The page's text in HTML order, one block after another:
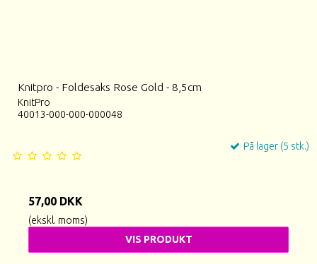
Knitpro - Foldesaks Rose Gold - 8,5cm
KnitPro
40013-000-000-000048
På lager (5 stk.)
57,00 DKK
(ekskl. moms)
VIS PRODUKT